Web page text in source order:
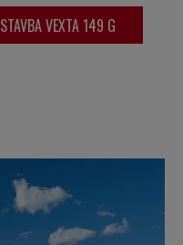
VEXTA 149 G